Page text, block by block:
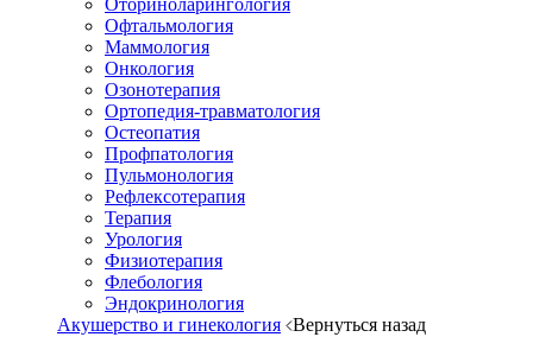
Оториноларингология
Офтальмология
Маммология
Онкология
Озонотерапия
Ортопедия-травматология
Остеопатия
Профпатология
Пульмонология
Рефлексотерапия
Терапия
Урология
Физиотерапия
Флебология
Эндокринология
Акушерство и гинекология Вернуться назад